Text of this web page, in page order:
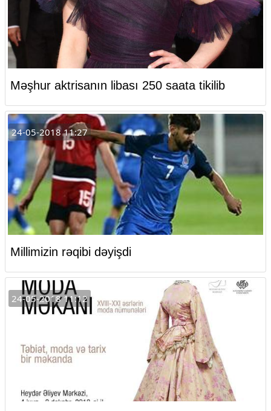
Məşhur aktrisanın libası 250 saata tikilib
24-05-2018 11:27
Millimizin rəqibi dəyişdi
24-05-2018 11:12